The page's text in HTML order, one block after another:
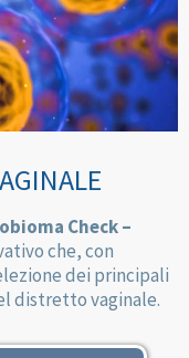
Check –
che, con
dei principali
distretto vaginale.